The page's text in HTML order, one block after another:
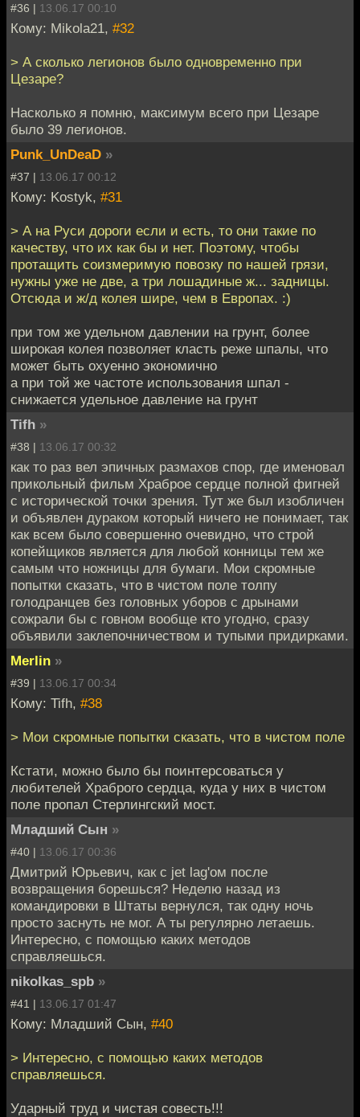
#36 | 13.06.17 00:10
Кому: Mikola21, #32
> А сколько легионов было одновременно при
Цезаре?
Насколько я помню, максимум всего при Цезаре
было 39 легионов.
Punk_UnDeaD »
#37 | 13.06.17 00:12
Кому: Kostyk, #31
> А на Руси дороги если и есть, то они такие по
качеству, что их как бы и нет. Поэтому, чтобы
протащить соизмеримую повозку по нашей грязи,
нужны уже не две, а три лошадиные ж... задницы.
Отсюда и ж/д колея шире, чем в Европах. :)
при том же удельном давлении на грунт, более
широкая колея позволяет класть реже шпалы, что
может быть охуенно экономично
а при той же частоте использования шпал -
снижается удельное давление на грунт
Tifh »
#38 | 13.06.17 00:32
как то раз вел эпичных размахов спор, где именовал
прикольный фильм Храброе сердце полной фигней
с исторической точки зрения. Тут же был изобличен
и объявлен дураком который ничего не понимает, так
как всем было совершенно очевидно, что строй
копейщиков является для любой конницы тем же
самым что ножницы для бумаги. Мои скромные
попытки сказать, что в чистом поле толпу
голодранцев без головных уборов с дрынами
сожрали бы с говном вообще кто угодно, сразу
объявили заклепочничеством и тупыми придирками.
Merlin »
#39 | 13.06.17 00:34
Кому: Tifh, #38
> Мои скромные попытки сказать, что в чистом поле
Кстати, можно было бы поинтерсоваться у
любителей Храброго сердца, куда у них в чистом
поле пропал Стерлингский мост.
Младший Сын »
#40 | 13.06.17 00:36
Дмитрий Юрьевич, как с jet lag'ом после
возвращения борешься? Неделю назад из
командировки в Штаты вернулся, так одну ночь
просто заснуть не мог. А ты регулярно летаешь.
Интересно, с помощью каких методов
справляешься.
nikolkas_spb »
#41 | 13.06.17 01:47
Кому: Младший Сын, #40
> Интересно, с помощью каких методов
справляешься.
Ударный труд и чистая совесть!!!